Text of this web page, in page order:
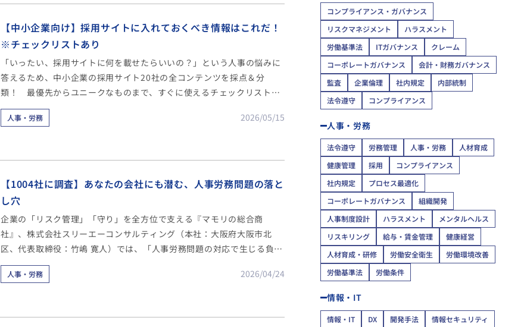
【中小企業向け】採用サイトに入れておくべき情報はこれだ！
※チェックリストあり
「いったい、採用サイトに何を載せたらいいの？」という人事の悩みに
答えるため、中小企業の採用サイト20社の全コンテンツを採点＆分
類！ 最優先からユニークなものまで、すぐに使えるチェックリストを
公開します。
人事・労務 2026/05/15
【1004社に調査】あなたの会社にも潜む、人事労務問題の落と
し穴
企業の「リスク管理」「守り」を全方位で支える『マモリの総合商
社』、株式会社スリーエーコンサルティング（本社：大阪府大阪市北
区、代表取締役：竹嶋 寛人）では、「人事労務問題の対応で生じる負
担」などを把握するべく、1004社に対して人事労務問題の対応に関する
様々なアンケートを実施しました。
人事・労務 2026/04/24
コンプライアンス・ガバナンス
リスクマネジメント
ハラスメント
労働基準法
ITガバナンス
クレーム
コーポレートガバナンス
会計・財務ガバナンス
監査
企業倫理 社内規定
内部統制
法令遵守
コンプライアンス
人事・労務
法令遵守 労務管理 人事・労務
人材育成
健康管理
採用
コンプライアンス
社内規定
プロセス最適化
コーポレートガバナンス
組織開発
人事制度設計
ハラスメント
メンタルヘルス
リスキリング
給与・賃金管理
健康経営
人材育成・研修
労働安全衛生
労働環境改善
労働基準法
労働条件
情報・IT
情報・IT DX 開発手法 情報セキュリティ